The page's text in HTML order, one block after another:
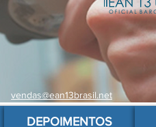
vendas@ean13brasil.net
DEPOIMENTOS